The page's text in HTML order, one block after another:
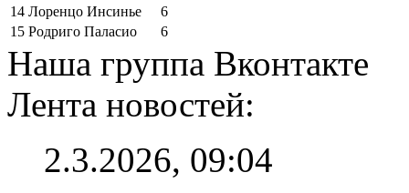
14 Лоренцо Инсинье
6
15 Родриго Паласио 6
Наша группа Вконтакте
Лента новостей:
2.3.2026, 09:04